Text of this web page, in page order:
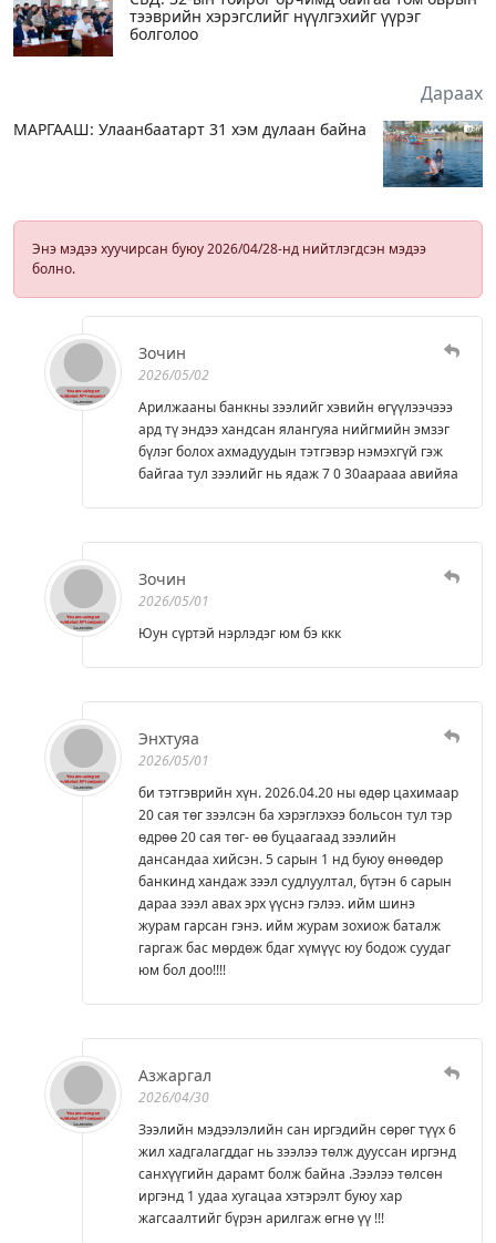
тээврийн хэрэгслийг нүүлгэхийг үүрэг
болголоо
Дараах
МАРГААШ: Улаанбаатарт 31 хэм дулаан байна
Энэ мэдээ хуучирсан буюу 2026/04/28-нд нийтлэгдсэн мэдээ
болно.
Зочин
2026/05/02
Арилжааны банкны зээлийг хэвийн өгүүлээчэээ
ард тү эндээ хандсан ялангуяа нийгмийн эмзэг
бүлэг болох ахмадуудын тэтгэвэр нэмэхгүй гэж
байгаа тул зээлийг нь ядаж 7 0 30аарааа авийяа
Зочин
2026/05/01
Юун сүртэй нэрлэдэг юм бэ ккк
Энхтуяа
2026/05/01
би тэтгэврийн хүн. 2026.04.20 ны өдөр цахимаар
20 сая төг зээлсэн ба хэрэглэхээ больсон тул тэр
өдрөө 20 сая төг- өө буцаагаад зээлийн
дансандаа хийсэн. 5 сарын 1 нд буюу өнөөдөр
банкинд хандаж зээл судлуултал, бүтэн 6 сарын
дараа зээл авах эрх үүснэ гэлээ. ийм шинэ
журам гарсан гэнэ. ийм журам зохиож баталж
гаргаж бас мөрдөж бдаг хүмүүс юу бодож суудаг
юм бол доо!!!!
Азжаргал
2026/04/30
Зээлийн мэдээлэлийн сан иргэдийн сөрөг түүх 6
жил хадгалагддаг нь зээлээ төлж дууссан иргэнд
санхүүгийн дарамт болж байна .Зээлээ төлсөн
иргэнд 1 удаа хугацаа хэтэрэлт буюу хар
жагсаалтийг бүрэн арилгаж өгнө үү !!!